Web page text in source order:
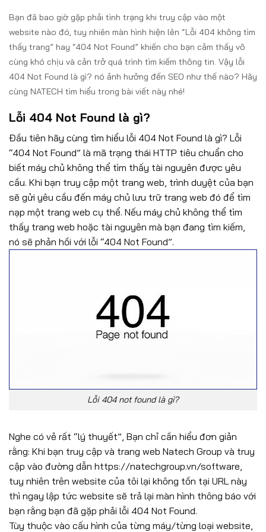
Bạn đã bao giờ gặp phải tình trạng khi truy cập vào một
website nào đó, tuy nhiên màn hình hiện lên “Lỗi 404 không tìm
thấy trang” hay “404 Not Found” khiến cho bạn cảm thấy vô
cùng khó chịu và cản trở quá trình tìm kiếm thông tin. Vậy lỗi
404 Not Found là gì? nó ảnh hưởng đến SEO như thế nào? Hãy
cùng NATECH tìm hiểu trong bài viết này nhé!
Lỗi 404 Not Found là gì?
Đầu tiên hãy cùng tìm hiểu lỗi 404 Not Found là gì? Lỗi
“404 Not Found” là mã trạng thái HTTP tiêu chuẩn cho
biết máy chủ không thể tìm thấy tài nguyên được yêu
cầu. Khi bạn truy cập một trang web, trình duyệt của bạn
sẽ gửi yêu cầu đến máy chủ lưu trữ trang web đó để tìm
nạp một trang web cụ thể. Nếu máy chủ không thể tìm
thấy trang web hoặc tài nguyên mà bạn đang tìm kiếm,
nó sẽ phản hồi với lỗi “404 Not Found”.
Lỗi 404 not found là gì?
Nghe có vẻ rất “lý thuyết”, Bạn chỉ cần hiểu đơn giản
rằng: Khi bạn truy cập và trang web Natech Group và truy
cập vào đường dẫn https://natechgroup.vn/software,
tuy nhiên trên website của tôi lại không tồn tại URL này
thì ngay lập tức website sẽ trả lại màn hình thông báo với
bạn rằng bạn đã gặp phải lỗi 404 Not Found.
Tùy thuộc vào cấu hình của từng máy/từng loại website,